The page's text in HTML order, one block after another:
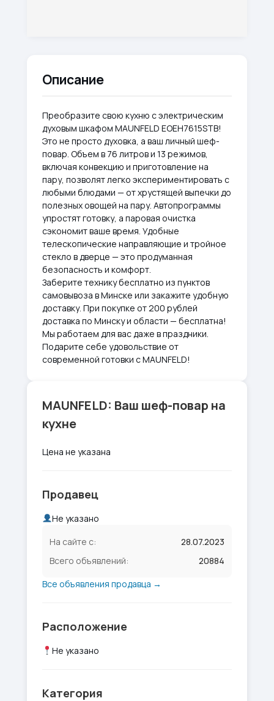
Описание
Преобразите свою кухню с электрическим
духовым шкафом MAUNFELD EOEH7615STB!
Это не просто духовка, а ваш личный шеф-
повар. Объем в 76 литров и 13 режимов,
включая конвекцию и приготовление на
пару, позволят легко экспериментировать с
любыми блюдами — от хрустящей выпечки до
полезных овощей на пару. Автопрограммы
упростят готовку, а паровая очистка
сэкономит ваше время. Удобные
телескопические направляющие и тройное
стекло в дверце — это продуманная
безопасность и комфорт.
Заберите технику бесплатно из пунктов
самовывоза в Минске или закажите удобную
доставку. При покупке от 200 рублей
доставка по Минску и области — бесплатна!
Мы работаем для вас даже в праздники.
Подарите себе удовольствие от
современной готовки с MAUNFELD!
MAUNFELD: Ваш шеф-повар на
кухне
Цена не указана
Продавец
Не указано
На сайте с:
28.07.2023
Всего объявлений:
20884
Все объявления продавца →
Расположение
Не указано
Категория